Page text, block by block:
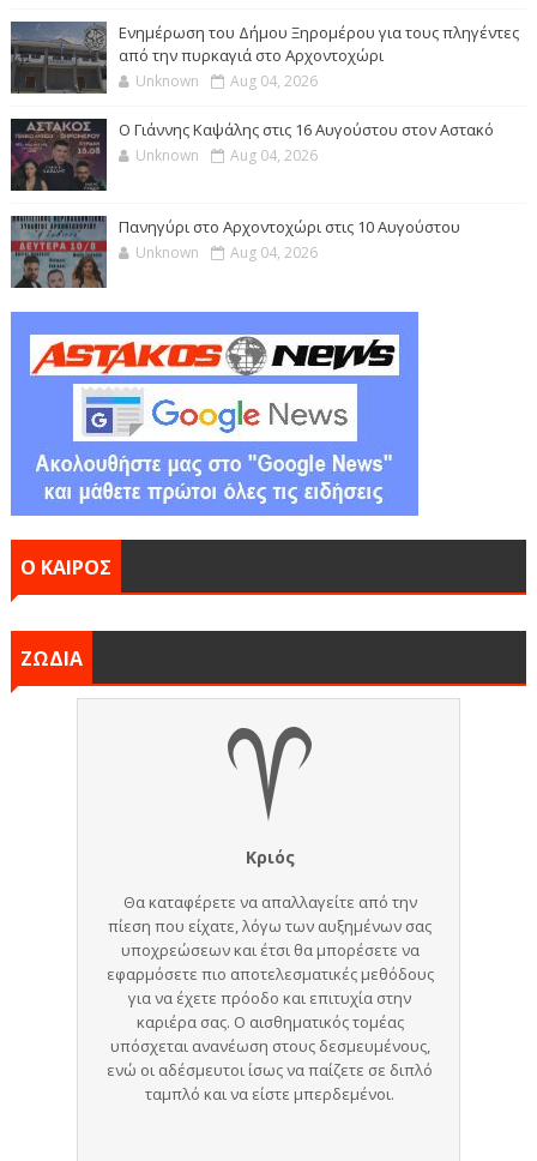
Ενημέρωση του Δήμου Ξηρομέρου για τους πληγέντες
από την πυρκαγιά στο Αρχοντοχώρι
Unknown Aug 04, 2026
Ο Γιάννης Καψάλης στις 16 Αυγούστου στον Αστακό
Unknown Aug 04, 2026
Πανηγύρι στο Αρχοντοχώρι στις 10 Αυγούστου
Unknown Aug 04, 2026
Ο ΚΑΙΡΟΣ
ΖΩΔΙΑ